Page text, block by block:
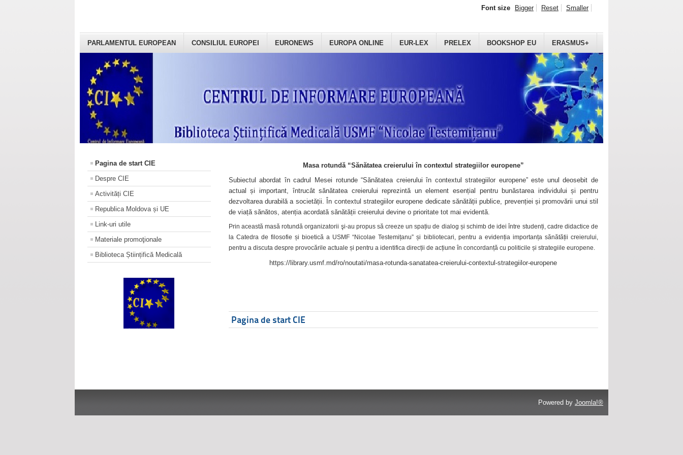
PARLAMENTUL EUROPEAN CONSILIUL EUROPEI EURONEWS EUROPA ONLINE EUR-LEX PRELEX BOOKSHOP EU ERASMUS+
Font size Bigger Reset Smaller
Pagina de start CIE
Despre CIE
Activități CIE
Republica Moldova și UE
Link-uri utile
Materiale promoţionale
Biblioteca Științifică Medicală
Masa rotundă “Sănătatea creierului în contextul strategiilor europene”
Subiectul abordat în cadrul Mesei rotunde “Sănătatea creierului în contextul strategiilor europene” este unul deosebit de
actual și important, întrucât sănătatea creierului reprezintă un element esențial pentru bunăstarea individului și pentru
dezvoltarea durabilă a societății. În contextul strategiilor europene dedicate sănătății publice, prevenției și promovării unui stil
de viață sănătos, atenția acordată sănătății creierului devine o prioritate tot mai evidentă.
Prin această masă rotundă organizatorii şi-au propus să creeze un spațiu de dialog și schimb de idei între studenți, cadre didactice de
la Catedra de filosofie și bioetică a USMF “Nicolae Testemițanu” și bibliotecari, pentru a evidenția importanța sănătății creierului,
pentru a discuta despre provocările actuale și pentru a identifica direcții de acțiune în concordanță cu politicile și strategiile europene.
https://library.usmf.md/ro/noutati/masa-rotunda-sanatatea-creierului-contextul-strategiilor-europene
Pagina de start CIE
Powered by Joomla!®